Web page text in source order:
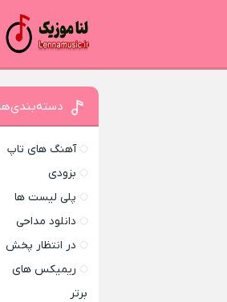
دسته‌بندی‌ها
آهنگ های تاپ
بزودی
پلی لیست ها
دانلود مداحی
در انتظار پخش
ریمیکس های
برتر